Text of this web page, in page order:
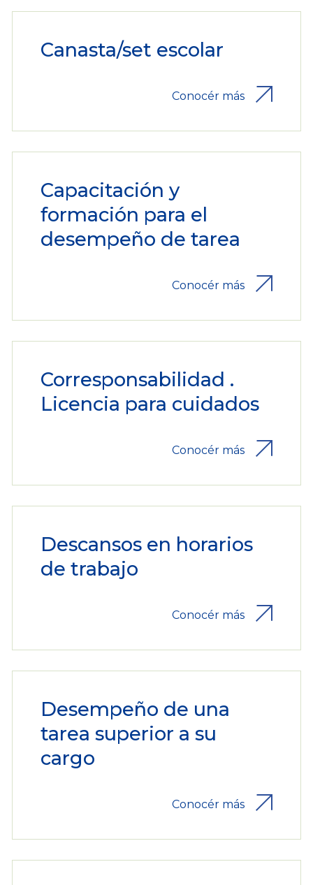
Canasta/set escolar
Conocér más
Capacitación y
formación para el
desempeño de tarea
Conocér más
Corresponsabilidad .
Licencia para cuidados
Conocér más
Descansos en horarios
de trabajo
Conocér más
Desempeño de una
tarea superior a su
cargo
Conocér más